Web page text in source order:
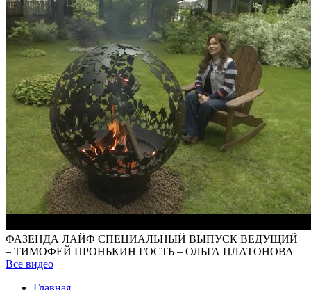
ФАЗЕНДА ЛАЙФ СПЕЦИАЛЬНЫЙ ВЫПУСК ВЕДУЩИЙ
– ТИМОФЕЙ ПРОНЬКИН ГОСТЬ – ОЛЬГА ПЛАТОНОВА
Все видео
Главная